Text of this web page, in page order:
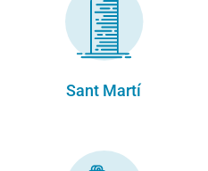
Sant Martí